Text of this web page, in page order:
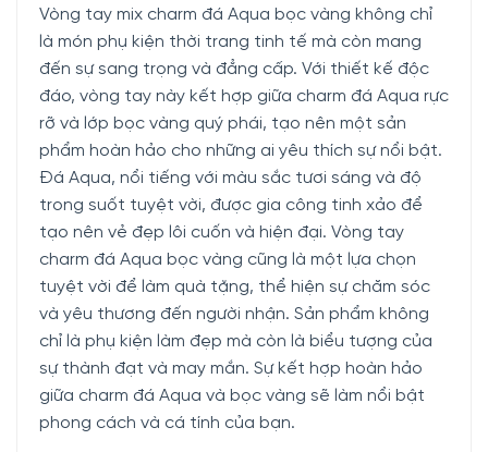
Vòng tay mix charm đá Aqua bọc vàng không chỉ
là món phụ kiện thời trang tinh tế mà còn mang
đến sự sang trọng và đẳng cấp. Với thiết kế độc
đáo, vòng tay này kết hợp giữa charm đá Aqua rực
rỡ và lớp bọc vàng quý phái, tạo nên một sản
phẩm hoàn hảo cho những ai yêu thích sự nổi bật.
Đá Aqua, nổi tiếng với màu sắc tươi sáng và độ
trong suốt tuyệt vời, được gia công tinh xảo để
tạo nên vẻ đẹp lôi cuốn và hiện đại. Vòng tay
charm đá Aqua bọc vàng cũng là một lựa chọn
tuyệt vời để làm quà tặng, thể hiện sự chăm sóc
và yêu thương đến người nhận. Sản phẩm không
chỉ là phụ kiện làm đẹp mà còn là biểu tượng của
sự thành đạt và may mắn. Sự kết hợp hoàn hảo
giữa charm đá Aqua và bọc vàng sẽ làm nổi bật
phong cách và cá tính của bạn.